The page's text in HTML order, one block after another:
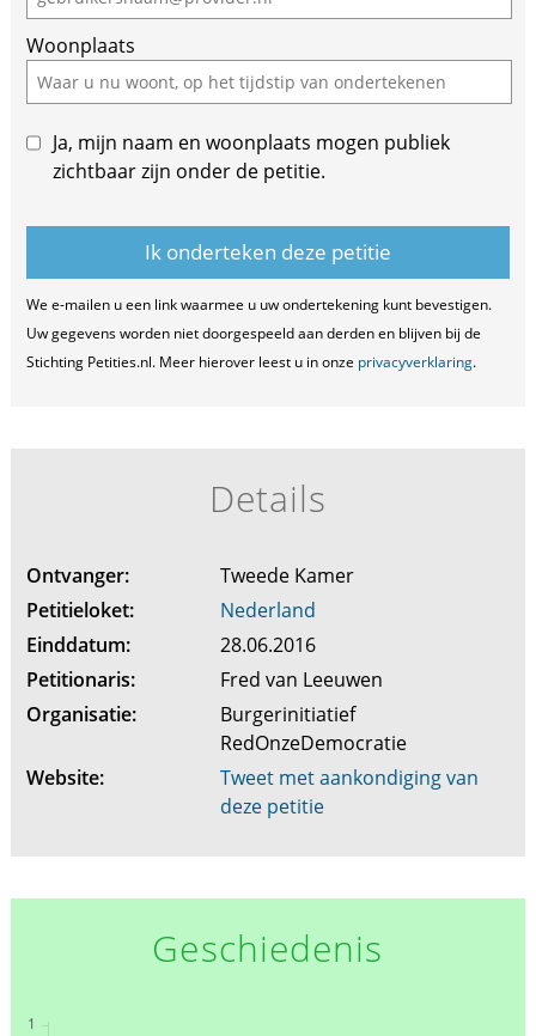
Woonplaats
Ja, mijn naam en woonplaats mogen publiek
zichtbaar zijn onder de petitie.
We e-mailen u een link waarmee u uw ondertekening kunt bevestigen.
Uw gegevens worden niet doorgespeeld aan derden en blijven bij de
Stichting Petities.nl. Meer hierover leest u in onze privacyverklaring.
Details
Ontvanger:
Tweede Kamer
Petitieloket:
Nederland
Einddatum:
28.06.2016
Petitionaris:
Fred van Leeuwen
Organisatie:
Burgerinitiatief
RedOnzeDemocratie
Website:
Tweet met aankondiging van
deze petitie
Geschiedenis